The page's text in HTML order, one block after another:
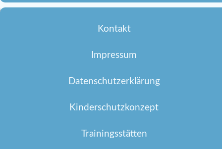
Kontakt
Impressum
Datenschutzerklärung
Kinderschutzkonzept
Trainingsstätten